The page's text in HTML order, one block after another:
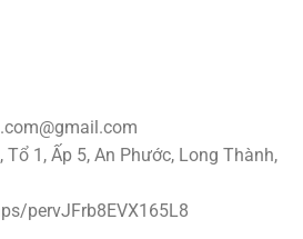
1, Ấp 5, An Phước, Long Thành,
pervJFrb8EVX165L8